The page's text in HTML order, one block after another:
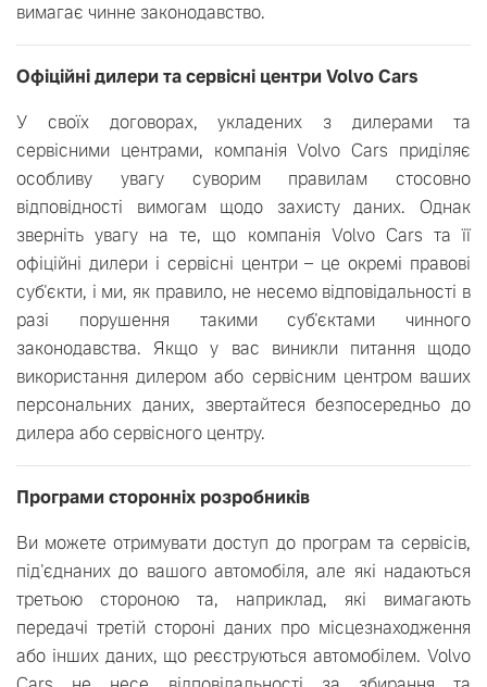
вимагає чинне законодавство.
Офіційні дилери та сервісні центри Volvo Cars
У своїх договорах, укладених з дилерами та
сервісними центрами, компанія Volvo Cars приділяє
особливу увагу суворим правилам стосовно
відповідності вимогам щодо захисту даних. Однак
зверніть увагу на те, що компанія Volvo Cars та її
офіційні дилери і сервісні центри – це окремі правові
суб'єкти, і ми, як правило, не несемо відповідальності в
разі порушення такими суб'єктами чинного
законодавства. Якщо у вас виникли питання щодо
використання дилером або сервісним центром ваших
персональних даних, звертайтеся безпосередньо до
дилера або сервісного центру.
Програми сторонніх розробників
Ви можете отримувати доступ до програм та сервісів,
під'єднаних до вашого автомобіля, але які надаються
третьою стороною та, наприклад, які вимагають
передачі третій стороні даних про місцезнаходження
або інших даних, що реєструються автомобілем. Volvo